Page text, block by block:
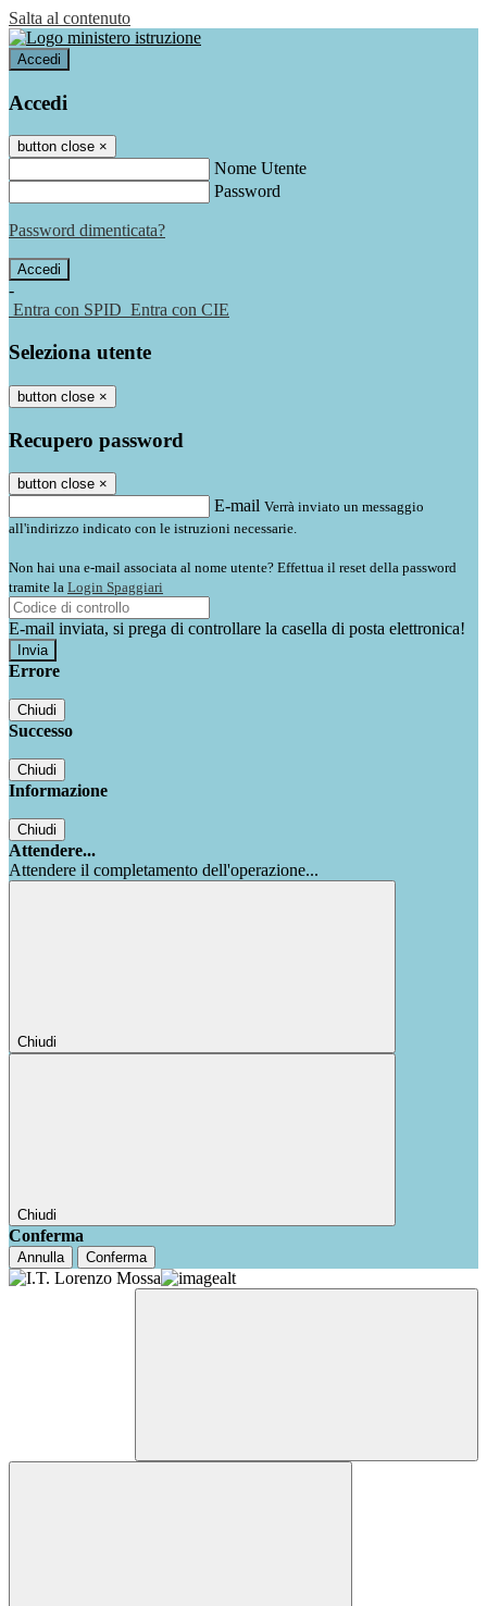
Salta al contenuto
Accedi
Accedi
button close ×
Nome Utente
Password
Password dimenticata?
-
Entra con SPID Entra con CIE
Seleziona utente
button close ×
Recupero password
button close ×
E-mail Verrà inviato un messaggio
all'indirizzo indicato con le istruzioni necessarie.
Non hai una e-mail associata al nome utente? Effettua il reset della password
tramite la Login Spaggiari
E-mail inviata, si prega di controllare la casella di posta elettronica!
Errore
Chiudi
Successo
Chiudi
Informazione
Chiudi
Attendere...
Attendere il completamento dell'operazione...
Chiudi
Chiudi
Conferma
Annulla Conferma